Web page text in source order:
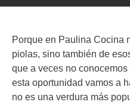
Porque en Paulina Cocina
piolas, sino también de
que a veces no
esta oportunidad vamos a
no es una verdura más